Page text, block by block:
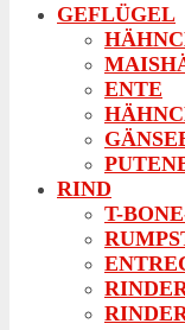
GEFLÜGEL
ENTE
RIND
T-